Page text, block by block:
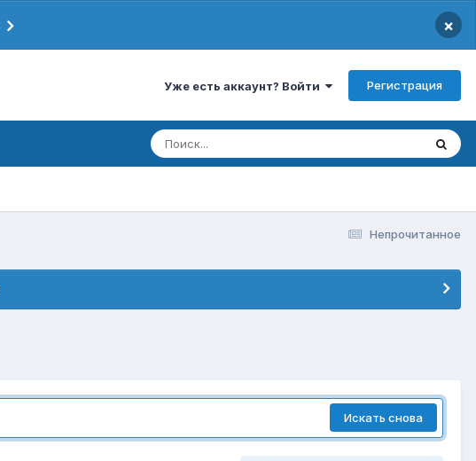
×
Уже есть аккаунт? Войти Регистрация
Непрочитанное
Искать снова